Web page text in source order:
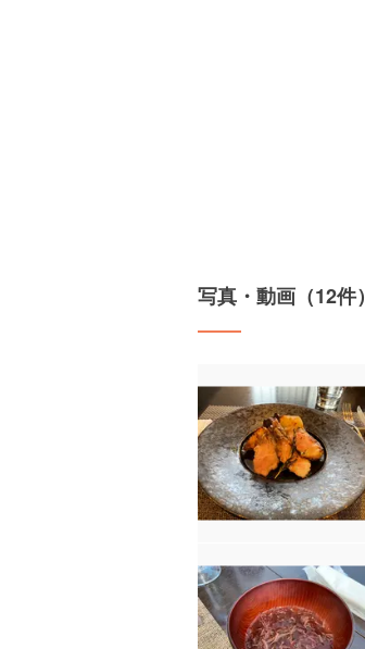
写真・動画（12件）